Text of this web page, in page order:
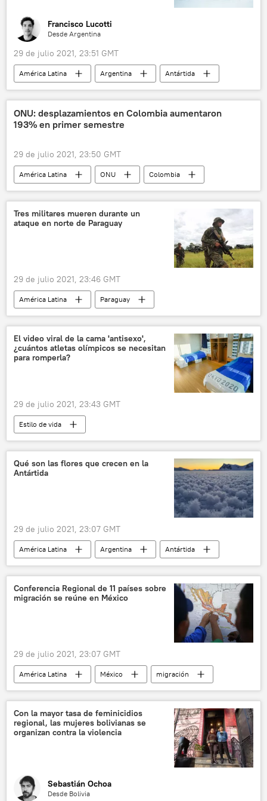
Francisco Lucotti
Desde Argentina
29 de julio 2021, 23:51 GMT
América Latina Argentina
Antártida
Sistema del Tratado Antártico
Instituto Antártico Argentino
base científica
ONU: desplazamientos en Colombia aumentaron
193% en primer semestre
29 de julio 2021, 23:50 GMT
América Latina ONU
Colombia
desplazados
Tres militares mueren durante un
ataque en norte de Paraguay
29 de julio 2021, 23:46 GMT
América Latina Paraguay
El video viral de la cama 'antisexo',
¿cuántos atletas olímpicos se necesitan
para romperla?
29 de julio 2021, 23:43 GMT
Estilo de vida
Juegos Olímpicos y Paralímpicos de Tokio 2020
cama
Qué son las flores que crecen en la
Antártida
29 de julio 2021, 23:07 GMT
América Latina Argentina
Antártida
meteorología
Conferencia Regional de 11 países sobre
migración se reúne en México
29 de julio 2021, 23:07 GMT
América Latina México migración
Con la mayor tasa de feminicidios
regional, las mujeres bolivianas se
organizan contra la violencia
Sebastián Ochoa
Desde Bolivia